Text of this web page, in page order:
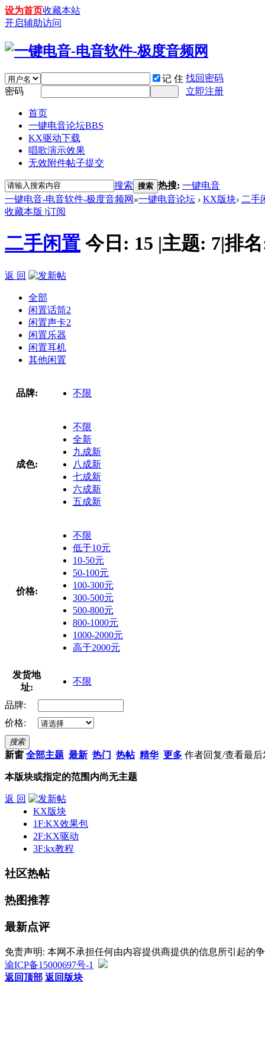
设为首页收藏本站
开启辅助访问
记 住 找回密码
密码
立即注册
首页
一键电音论坛BBS
KX驱动下载
唱歌演示效果
无效附件帖子提交
搜索 搜索 热搜: 一键电音
一键电音-电音软件-极度音频网 »一键电音论坛 › KX版块› 二手
收藏本版 |订阅
二手闲置 今日: 15 |主题: 7|排
返 回
全部
闲置话筒2
闲置声卡2
闲置乐器
闲置耳机
其他闲置
品牌: 不限
成色:
不限
全新
九成新
八成新
七成新
六成新
五成新
价格:
不限
低于10元
10-50元
50-100元
100-300元
300-500元
500-800元
800-1000元
1000-2000元
高于2000元
发货地
址:
不限
品牌:
价格:
搜索
新窗 全部主题 最新 热门 热帖 精华 更多 作者回复/查看最后
本版块或指定的范围内尚无主题
返 回
KX版块
1F:KX效果包
2F:KX驱动
3F:kx教程
社区热帖
热图推荐
最新点评
免责声明: 本网不承担任何由内容提供商提供的信息所引起的
渝ICP备15000697号-1
返回顶部 返回版块